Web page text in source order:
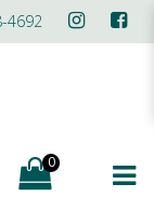
4692
0